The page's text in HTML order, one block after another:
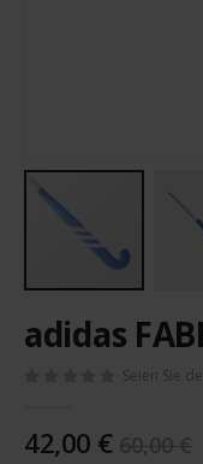
Anfang
der
adidas
Seien Sie
42,00 €